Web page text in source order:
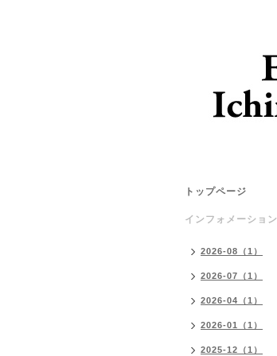
トップページ
インフォメーション
2026-08（1）
2026-07（1）
2026-04（1）
2026-01（1）
2025-12（1）